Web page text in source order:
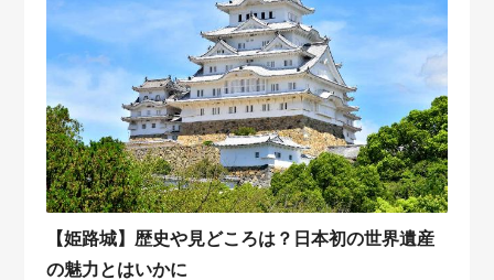
【姫路城】歴史や見どころは？日本初の世界遺産
の魅力とはいかに